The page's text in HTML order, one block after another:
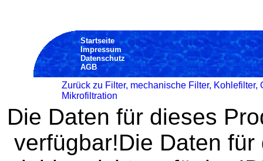
Startseite
Impressum
Datenschutz
AGB
Zurück zu Filter, mechanische Filter, Kohlefilter,
Mikrofiltration
Die Daten für dieses
verfügbar!Die Daten